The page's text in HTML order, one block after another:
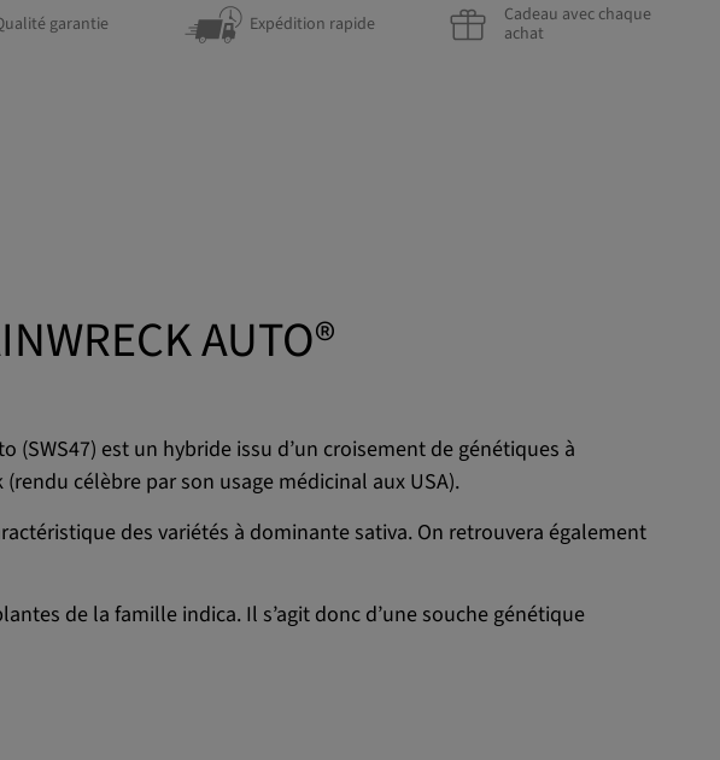
garantie Expédition rapide Cadeau avec chaque
achat
AUTO®
(SWS47) est un hybride issu d’un croisement de génétiques à
célèbre par son usage médicinal aux USA).
des variétés à dominante sativa. On retrouvera également
de la famille indica. Il s’agit donc d’une souche génétique